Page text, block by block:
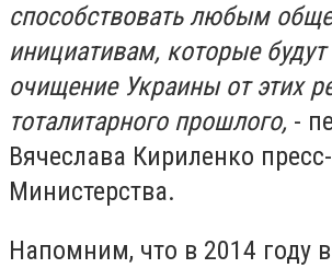
способствовать любым
инициативам, которые будут
очищение Украины от этих
тоталитарного прошлого, -
Вячеслава Кириленко
Министерства.
Напомним, что в 2014 году